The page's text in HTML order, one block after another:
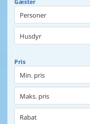
Gæster
Personer
Husdyr
Pris
Min. pris
Maks. pris
Rabat